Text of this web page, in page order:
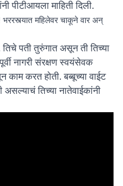
पीटीआयला माहिती दिली.
महिलेवर चाकूने वार अन्
पती तुरुंगात असून ती तिच्या
नागरी संरक्षण स्वयंसेवक
काम करत होती. बब्बूच्या वाईट
असल्याचं तिच्या नातेवाईकांनी